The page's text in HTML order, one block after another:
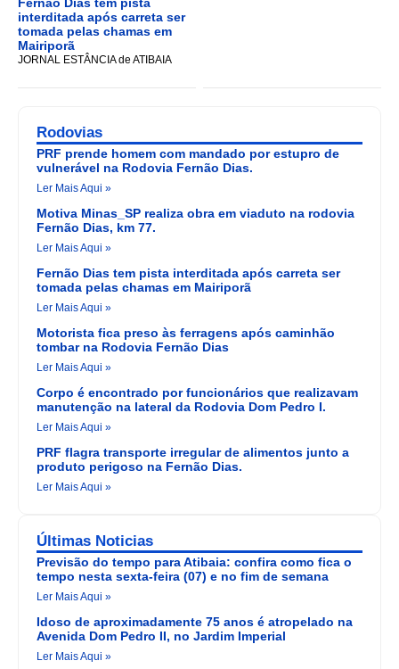
Fernão Dias tem pista
interditada após carreta ser
tomada pelas chamas em
Mairiporã
JORNAL ESTÂNCIA de ATIBAIA
Rodovias
PRF prende homem com mandado por estupro de
vulnerável na Rodovia Fernão Dias.
Ler Mais Aqui »
Motiva Minas_SP realiza obra em viaduto na rodovia
Fernão Dias, km 77.
Ler Mais Aqui »
Fernão Dias tem pista interditada após carreta ser
tomada pelas chamas em Mairiporã
Ler Mais Aqui »
Motorista fica preso às ferragens após caminhão
tombar na Rodovia Fernão Dias
Ler Mais Aqui »
Corpo é encontrado por funcionários que realizavam
manutenção na lateral da Rodovia Dom Pedro I.
Ler Mais Aqui »
PRF flagra transporte irregular de alimentos junto a
produto perigoso na Fernão Dias.
Ler Mais Aqui »
Últimas Noticias
Previsão do tempo para Atibaia: confira como fica o
tempo nesta sexta-feira (07) e no fim de semana
Ler Mais Aqui »
Idoso de aproximadamente 75 anos é atropelado na
Avenida Dom Pedro II, no Jardim Imperial
Ler Mais Aqui »